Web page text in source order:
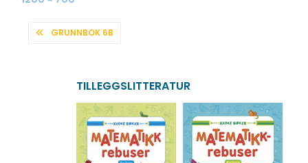
INNLEGGSNAVIGASJON
GRUNNBOK 6B
TILLEGGSLITTERATUR